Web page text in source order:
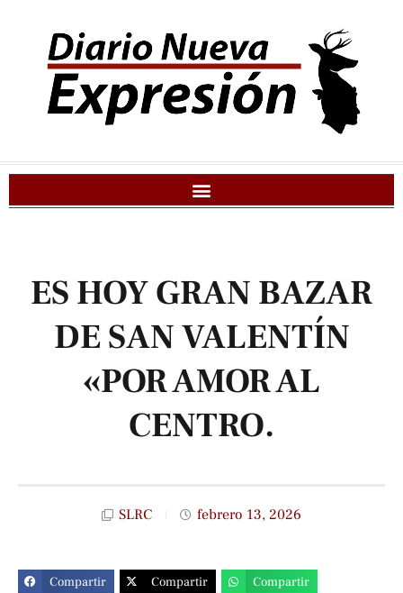
ES HOY GRAN BAZAR
DE SAN VALENTÍN
«POR AMOR AL
CENTRO.
SLRC febrero 13, 2026
Compartir Compartir Compartir